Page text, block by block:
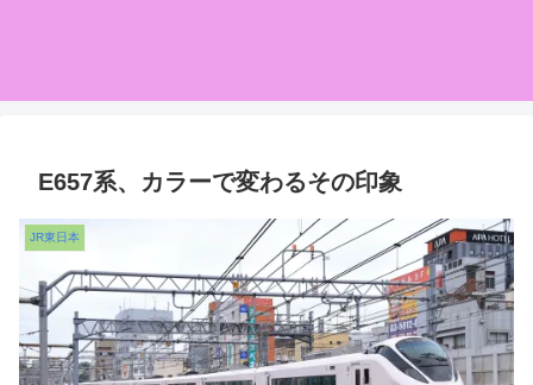
E657系、カラーで変わるその印象
JR東日本